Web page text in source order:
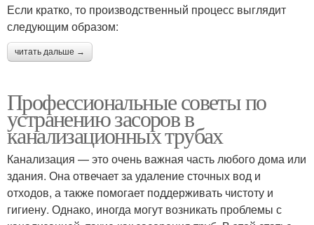
Если кратко, то производственный процесс выглядит
следующим образом:
читать дальше →
Профессиональные советы по
устранению засоров в
канализационных трубах
Канализация — это очень важная часть любого дома или
здания. Она отвечает за удаление сточных вод и
отходов, а также помогает поддерживать чистоту и
гигиену. Однако, иногда могут возникать проблемы с